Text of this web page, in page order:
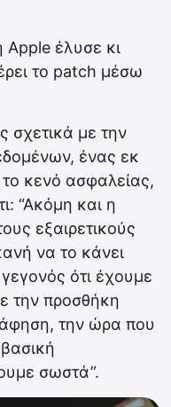
Apple έλυσε κι
το patch μέσω
σχετικά με την
ένας εκ
κενό ασφαλείας,
“Ακόμη και η
εξαιρετικούς
να το κάνει
ότι έχουμε
την προσθήκη
την ώρα που
σωστά”.